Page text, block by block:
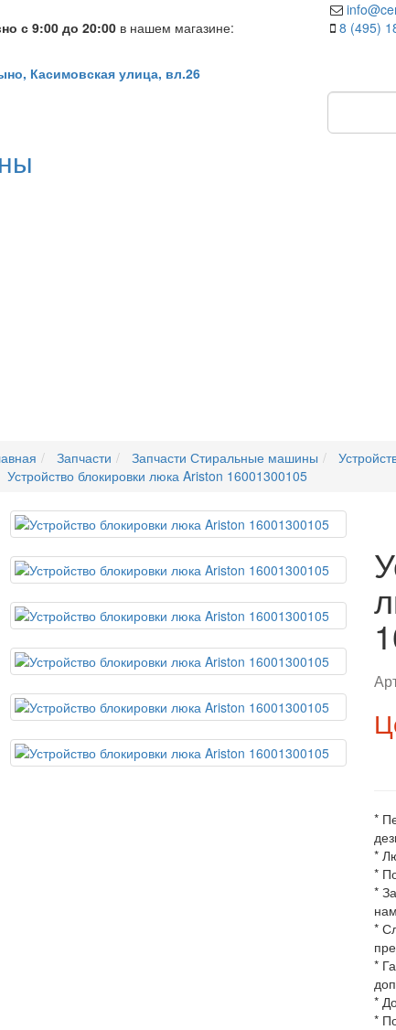
с 9:00 до 20:00 в нашем магазине:
Касимовская улица, вл.26
8 (495)
Запчасти Запчасти Стиральные машины
Устройство блокировки люка Ariston 16001300105
*
*
*
*
*
*
*
*